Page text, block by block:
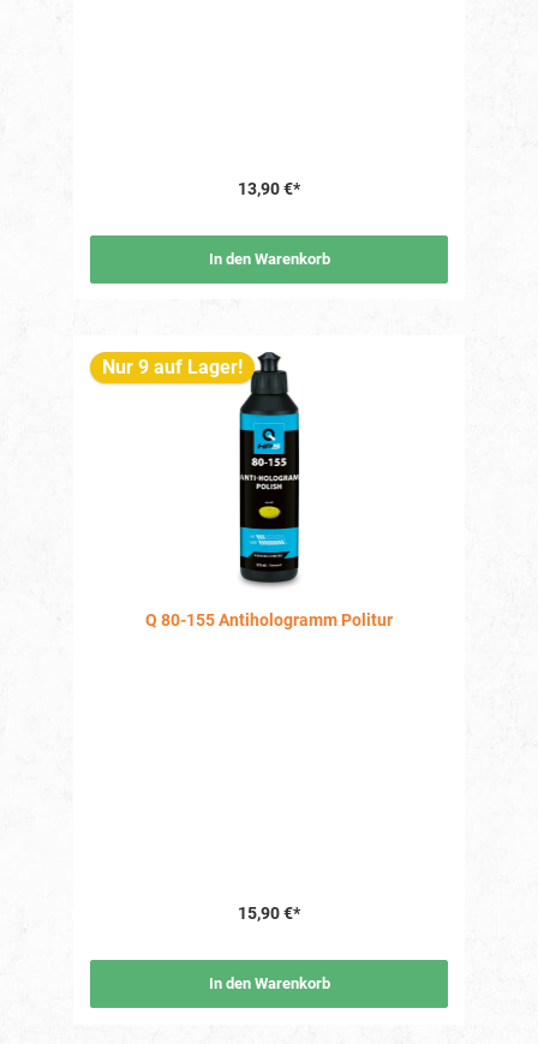
13,90 €*
In den Warenkorb
Nur 9 auf Lager!
Q 80-155 Antihologramm Politur
15,90 €*
In den Warenkorb